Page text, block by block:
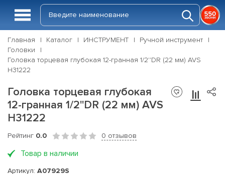
Главная Каталог ИНСТРУМЕНТ
Ручной инструмент
Головки
Головка торцевая глубокая 12-гранная 1/2''DR (22 мм) AVS
H31222
Головка торцевая глубокая
12-гранная 1/2''DR (22 мм) AVS
H31222
Рейтинг 0.0 0 отзывов
Товар в наличии
Артикул: A07929S